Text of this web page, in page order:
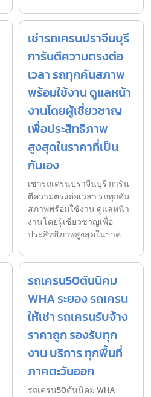
เช่ารถเครนปราจีนบุรี
การันตีความตรงต่อ
เวลา รถทุกคันสภาพ
พร้อมใช้งาน ดูแลหน้า
งานโดยผู้เชี่ยวชาญ
เพื่อประสิทธิภาพ
สูงสุดในราคาที่เป็น
กันเอง
เช่ารถเครนปราจีนบุรี การัน
ตีความตรงต่อเวลา รถทุกคัน
สภาพพร้อมใช้งาน ดูแลหน้า
งานโดยผู้เชี่ยวชาญเพื่อ
ประสิทธิภาพสูงสุดในราค
รถเครน50ตันนิคม
WHA ระยอง รถเครน
ให้เช่า รถเครนรับจ้าง
ราคาถูก รองรับทุก
งาน บริการ ทุกพื้นที่
ภาคตะวันออก
รถเครน50ตันนิคม WHA